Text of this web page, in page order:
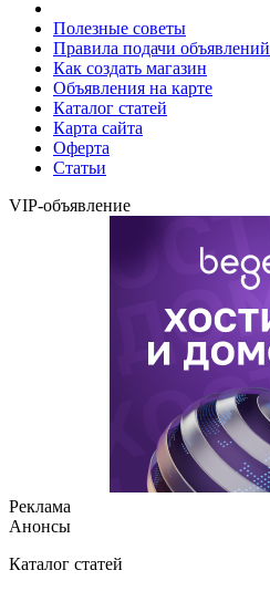
Полезные советы
Правила подачи объявлений
Как создать магазин
Объявления на карте
Каталог статей
Карта сайта
Оферта
Статьи
VIP-объявление
Реклама
Анонсы
Каталог статей